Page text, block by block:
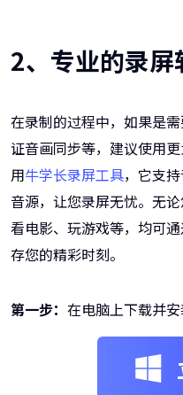
2、专业的录屏
在录制的过程中，如果是
证音画同步等，建议使用
用牛学长录屏工具，它支
音源，让您录屏无忧。无
看电影、玩游戏等，均可
存您的精彩时刻。
第一步： 在电脑上下载并安